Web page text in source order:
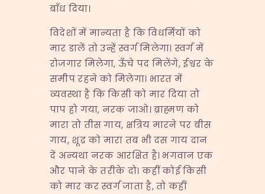
बाँध दिया।
विदेशों में मान्यता है कि विधर्मियों को
मार डालें तो उन्हें स्वर्ग मिलेगा। स्वर्ग में
रोजगार मिलेगा, ऊँचे पद मिलेंगे, ईश्वर के
समीप रहने को मिलेगा। भारत में
व्यवस्था है कि किसी को मार दिया तो
पाप हो गया, नरक जाओ। ब्राह्मण को
मारा तो तीस गाय, क्षत्रिय मारने पर बीस
गाय, शूद्र को मारा तब भी दस गाय दान
दें अन्यथा नरक आरक्षित है। भगवान एक
और पाने के तरीके दो। कहीं कोई किसी
को मार कर स्वर्ग जाता है, तो कहीं